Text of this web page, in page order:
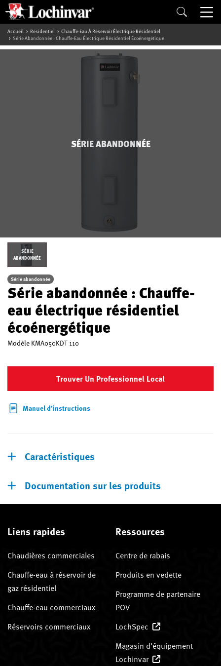
Accueil Résidentiel
Chauffe-Eau À Réservoir Électrique Résidentiel
Série Abandonnée : Chauffe-Eau Électrique Résidentiel Écoénergétique
SÉRIE ABANDONNÉE
SÉRIE
ABANDONNÉE
Série abandonnée
Série abandonnée : Chauffe-
eau électrique résidentiel
écoénergétique
ModèleKMA050KDT 110
Trouver Un Professionnel Local
Manuel d’instructions
Caractéristiques
Documentation sur les produits
Liens rapides
Chaudières commerciales
Chauffe-eau à réservoir de
gaz résidentiel
Chauffe-eau commerciaux
Réservoirs commerciaux
Ressources
Centre de rabais
Produits en vedette
Programme de partenaire
POV
LochSpec
Magasin d’équipement
Lochinvar